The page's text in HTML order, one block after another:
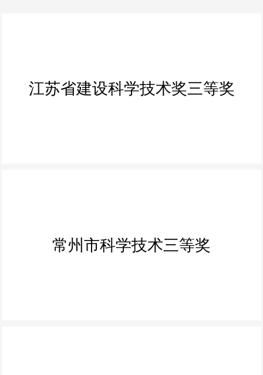
常州市科学技术三等奖
江苏省建设科学技术奖三等奖